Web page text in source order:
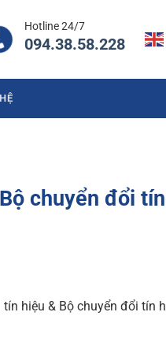
Hotline 24/7
094.38.58.228
chuyển đổi
hiệu & Bộ chuyển đổi tín